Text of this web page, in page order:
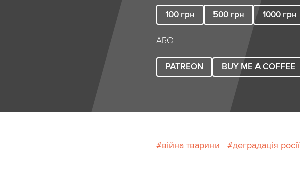
100 грн 500 грн 1000 грн
АБО
PATREON BUY ME A COFFEE
війна тварини деградація росії